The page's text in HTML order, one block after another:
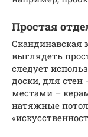
Простая
Скандинавская
выглядеть
следует
доски, для стен
местами –
натяжные